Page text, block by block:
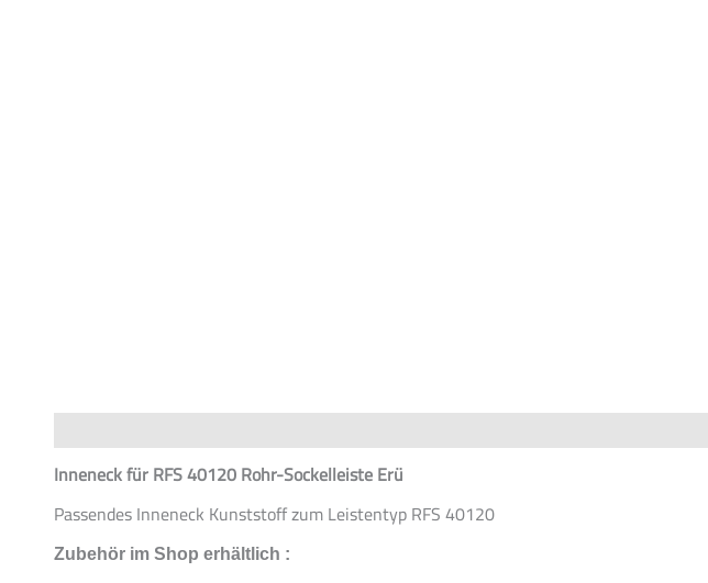
Inneneck für RFS 40120 Rohr-Sockelleiste Erü
Passendes Inneneck Kunststoff zum Leistentyp RFS 40120
Zubehör im Shop erhältlich :